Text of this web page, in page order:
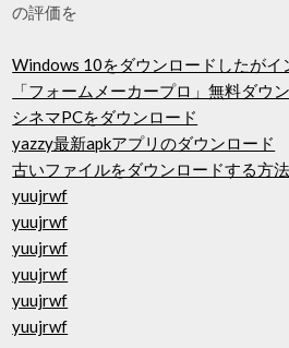
の評価を
Windows 10をダウンロードしたがイ
「フォームメーカープロ」無料ダウ
シネマPCをダウンロード
yazzy最新apkアプリのダウンロード
古いファイルをダウンロードする方
yuujrwf
yuujrwf
yuujrwf
yuujrwf
yuujrwf
yuujrwf